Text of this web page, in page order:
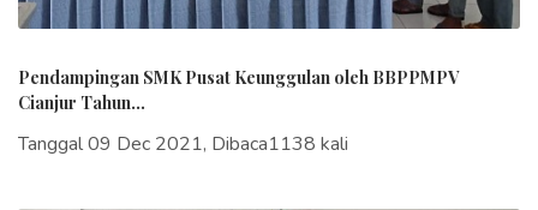
Pendampingan SMK Pusat Keunggulan oleh BBPPMPV
Cianjur Tahun...
Tanggal 09 Dec 2021, Dibaca1138 kali